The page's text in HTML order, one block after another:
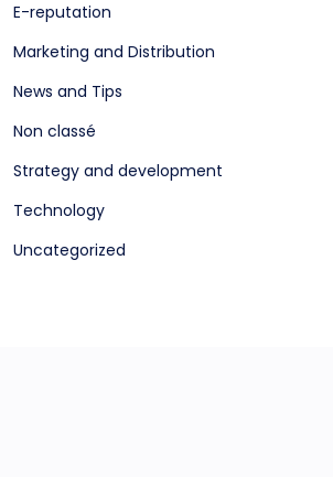
E-reputation
Marketing and Distribution
News and Tips
Non classé
Strategy and development
Technology
Uncategorized